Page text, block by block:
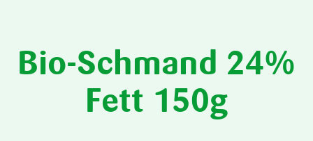
Bio-Schmand 24%
Fett 150g